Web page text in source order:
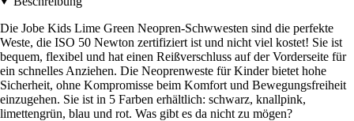
Die Jobe Kids Lime Green Neopren-Schwwesten sind die perfekte
Weste, die ISO 50 Newton zertifiziert ist und nicht viel kostet! Sie ist
bequem, flexibel und hat einen Reißverschluss auf der Vorderseite für
ein schnelles Anziehen. Die Neoprenweste für Kinder bietet hohe
Sicherheit, ohne Kompromisse beim Komfort und Bewegungsfreiheit
einzugehen. Sie ist in 5 Farben erhältlich: schwarz, knallpink,
limettengrün, blau und rot. Was gibt es da nicht zu mögen?